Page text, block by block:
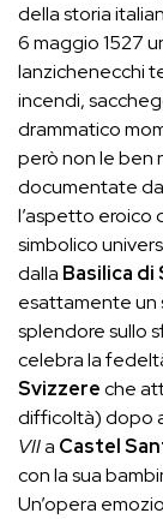
della storia
6 maggio 1527
lanzichenecchi
incendi,
drammatico
però non le ben
documentate
l’aspetto eroico
simbolico
dalla Basilica di
esattamente un
splendore sullo
celebra la
Svizzereche
difficoltà) dopo
VIIa Castel
con la sua
Un’opera